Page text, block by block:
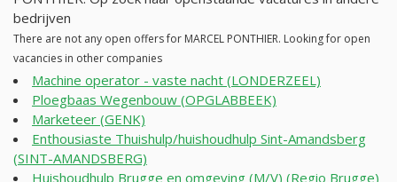
bedrijven
There are not any open offers for MARCEL PONTHIER. Looking for open
vacancies in other companies
Machine operator - vaste nacht (LONDERZEEL)
Ploegbaas Wegenbouw (OPGLABBEEK)
Marketeer (GENK)
Enthousiaste Thuishulp/huishoudhulp Sint-Amandsberg
(SINT-AMANDSBERG)
Huishoudhulp Brugge en omgeving (M/V) (Regio Brugge)